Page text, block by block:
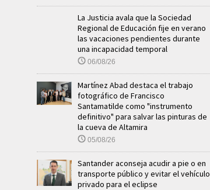
La Justicia avala que la Sociedad
Regional de Educación fije en verano
las vacaciones pendientes durante
una incapacidad temporal
06/08/26
Martínez Abad destaca el trabajo
fotográfico de Francisco
Santamatilde como "instrumento
definitivo" para salvar las pinturas de
la cueva de Altamira
05/08/26
Santander aconseja acudir a pie o en
transporte público y evitar el vehículo
privado para el eclipse